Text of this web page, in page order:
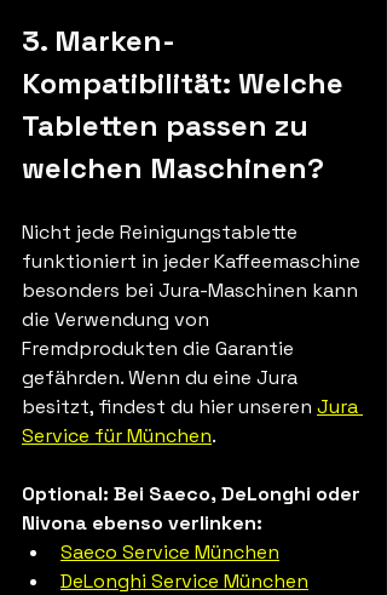
3. Marken-
Kompatibilität: Welche
Tabletten passen zu
welchen Maschinen?
Nicht jede Reinigungstablette
funktioniert in jeder Kaffeemaschine
besonders bei Jura-Maschinen kann
die Verwendung von
Fremdprodukten die Garantie
gefährden. Wenn du eine Jura
besitzt, findest du hier unseren Jura
Service für München.
Optional: Bei Saeco, DeLonghi oder
Nivona ebenso verlinken:
Saeco Service München
DeLonghi Service München